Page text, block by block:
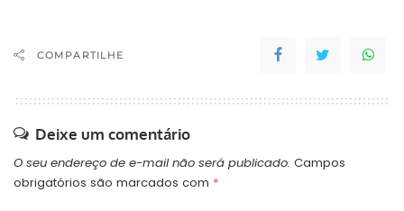
COMPARTILHE
Deixe um comentário
O seu endereço de e-mail não será publicado. Campos
obrigatórios são marcados com *